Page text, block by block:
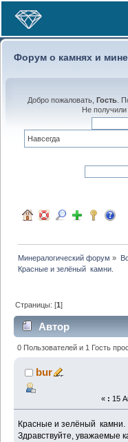
Форум о камнях и
Добро пожаловать, Гость.
Не получили
Минералогический форум »
Красные и зелёный  камни.
Страницы: [1]
Автор
камни. (Прочитано
0 Пользователей и 1 Гость
bur
« : 15
Красные и зелёный камни.
Здравствуйте, уважаемые